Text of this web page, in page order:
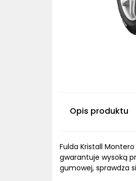
Opis produktu
Fulda Kristall
gwarantuje wysoką
gumowej, sprawdza